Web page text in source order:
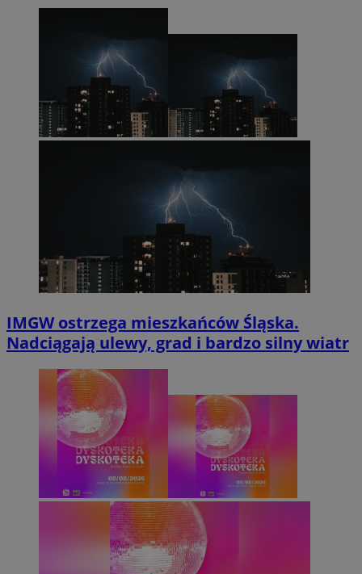
IMGW ostrzega mieszkańców Śląska.
Nadciągają ulewy, grad i bardzo silny wiatr